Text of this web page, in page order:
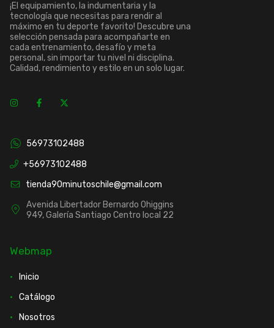
¡El equipamiento, la indumentaria y la
tecnología que necesitas para rendir al
máximo en tu deporte favorito! Descubre una
selección pensada para acompañarte en
cada entrenamiento, desafío y meta
personal, sin importar tu nivel ni disciplina.
Calidad, rendimiento y estilo en un solo lugar.
56973102488
+56973102488
tienda90minutoschile@gmail.com
Avenida Libertador Bernardo Ohiggins
949, Galería Santiago Centro local 22
Webmap
Inicio
Catálogo
Nosotros